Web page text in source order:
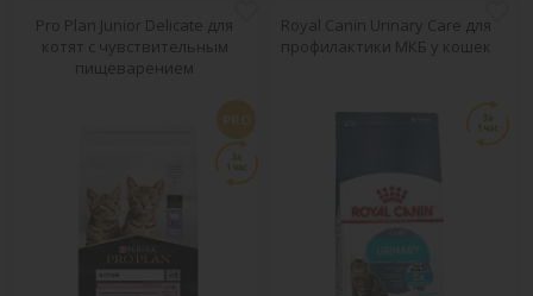
Pro Plan Junior Delicate для
котят с чувствительным
пищеварением
Royal Canin Urinary Care для
профилактики МКБ у кошек